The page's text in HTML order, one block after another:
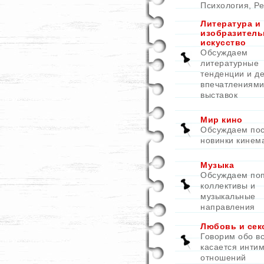
Психология
Литература и
искусство
Обсуждаем
литературные
тенденции и
выставок
Мир кино
Обсуждаем
новинки
Музыка
Обсуждаем
коллективы и
музыкальные
направления
Любовь и
Говорим обо
касается
отношений